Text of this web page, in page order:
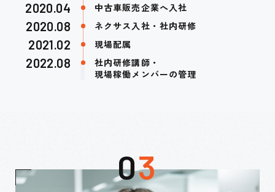
2020.04 中古車販売企業へ入社
2020.08 ネクサス入社・社内研修
2021.02 現場配属
2022.08
社内研修講師・
現場稼働メンバーの管理
03